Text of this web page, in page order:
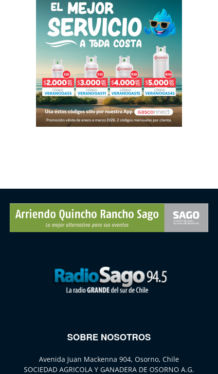
SOBRE NOSOTROS
Avenida Juan Mackenna 904, Osorno, Chile
SOCIEDAD AGRICOLA Y GANADERA DE OSORNO A.G.